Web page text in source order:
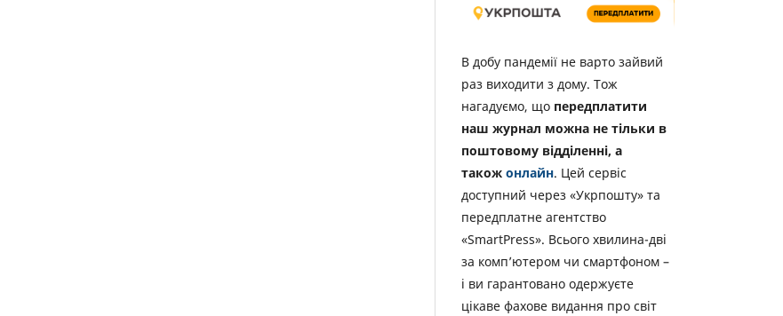
В добу пандемії не варто зайвий
раз виходити з дому. Тож
нагадуємо, що передплатити
наш журнал можна не тільки в
поштовому відділенні, а
також онлайн. Цей сервіс
доступний через «Укрпошту» та
передплатне агентство
«SmartPress». Всього хвилина-дві
за комп’ютером чи смартфоном –
і ви гарантовано одержуєте
цікаве фахове видання про світ